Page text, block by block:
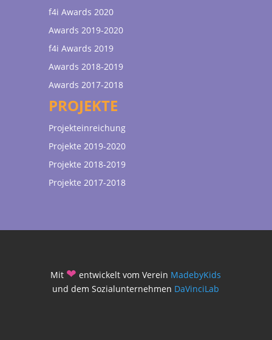
f4i Awards 2020
Awards 2019-2020
f4i Awards 2019
Awards 2018-2019
Awards 2017-2018
PROJEKTE
Projekteinreichung
Projekte 2019-2020
Projekte 2018-2019
Projekte 2017-2018
Mit ❤ entwickelt vom Verein MadebyKids
und dem Sozialunternehmen DaVinciLab